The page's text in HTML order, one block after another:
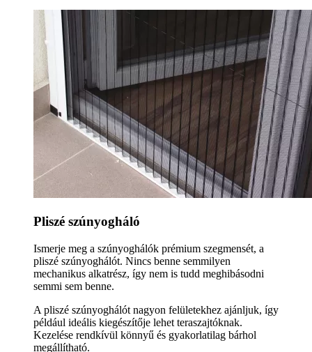
Pliszé szúnyogháló
Ismerje meg a szúnyoghálók prémium szegmensét, a
pliszé szúnyoghálót. Nincs benne semmilyen
mechanikus alkatrész, így nem is tudd meghibásodni
semmi sem benne.
A pliszé szúnyoghálót nagyon felületekhez ajánljuk, így
például ideális kiegészítője lehet teraszajtóknak.
Kezelése rendkívül könnyű és gyakorlatilag bárhol
megállítható.